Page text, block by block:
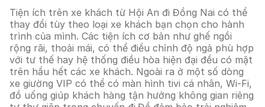
Tiện ích trên xe khách từ Hội An đi Đồng Nai có thể
thay đổi tùy theo loại xe khách bạn chọn cho hành
trình của mình. Các tiện ích cơ bản như ghế ngồi
rộng rãi, thoải mái, có thể điều chỉnh độ ngả phù hợp
với tư thế hay hệ thống điều hòa hiện đại đều có mặt
trên hầu hết các xe khách. Ngoài ra ở một số dòng
xe giường VIP có thể có màn hình tivi cá nhân, Wi-Fi,
đồ uống giúp khách hàng tận hưởng không gian riêng